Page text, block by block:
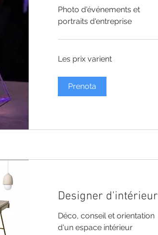
Photo d'événements et
portraits d'entreprise
prix
Les prix varient
Prenota
Designer d'intérieur
Déco, conseil et orientation
d'un espace intérieur